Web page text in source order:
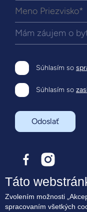
Mám záujem o
Súhlasím so
Súhlasím so
Odoslať
Bývanie
Terasové byty
Táto
Zvolením možnosti
spracovaním všetkých